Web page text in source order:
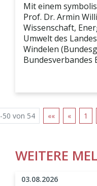
Mit einem
Prof. Dr. Armin
Wissenschaft,
Umwelt des
Windelen
Bundesverbandes
50 von 54 «« « 1
WEITERE
03.08.2026